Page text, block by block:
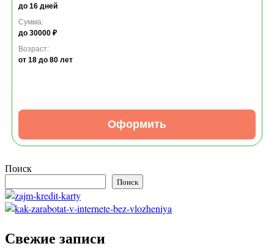
до 16 дней
Сумма:
до 30000 ₽
Возраст:
от 18 до 80 лет
Оформить
Поиск
Поиск
Свежие записи